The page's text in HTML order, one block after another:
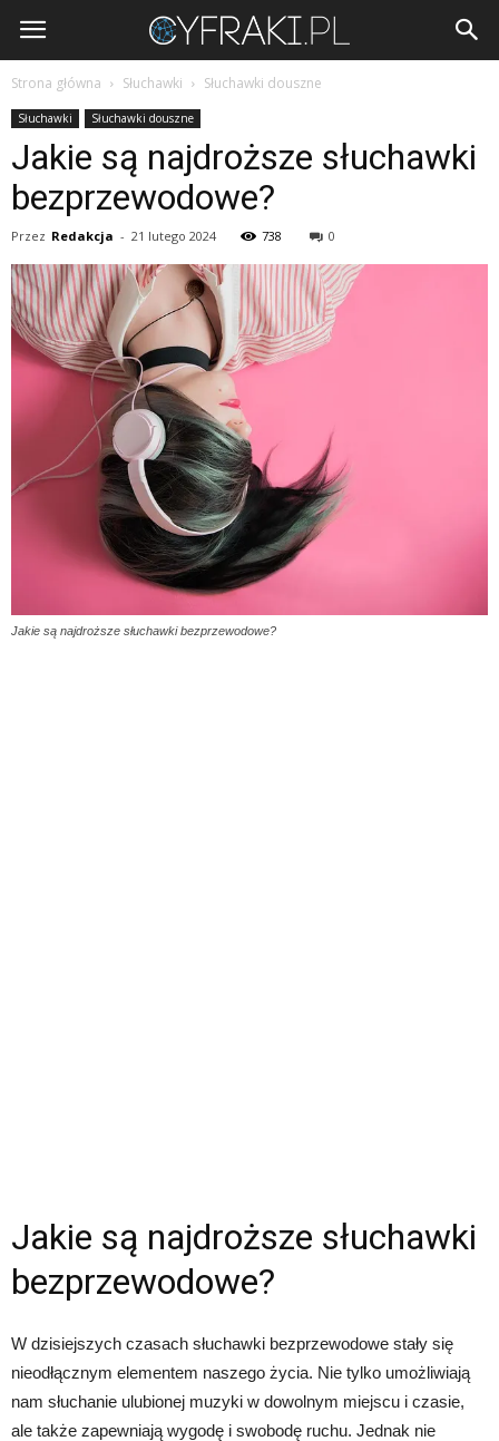
Cyfraki.pl
Strona główna Słuchawki Słuchawki douszne
Słuchawki Słuchawki douszne
Jakie są najdroższe słuchawki
bezprzewodowe?
Przez Redakcja - 21 lutego 2024 738 0
Jakie są najdroższe słuchawki bezprzewodowe?
Jakie są najdroższe słuchawki
bezprzewodowe?
W dzisiejszych czasach słuchawki bezprzewodowe stały się
nieodłącznym elementem naszego życia. Nie tylko umożliwiają
nam słuchanie ulubionej muzyki w dowolnym miejscu i czasie,
ale także zapewniają wygodę i swobodę ruchu. Jednak nie